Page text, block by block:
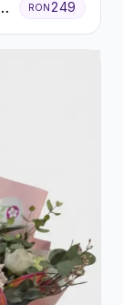
RON249